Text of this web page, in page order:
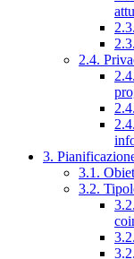
2.4.
3.
3.1.
3.2.